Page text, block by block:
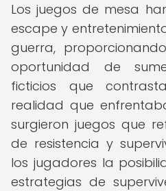
Los juegos de mesa
escape y
guerra,
oportunidad de
ficticios que
realidad que
surgieron juegos que
de resistencia y
los jugadores la
estrategias de